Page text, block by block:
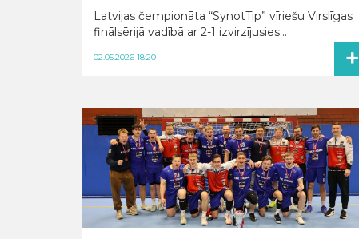
Latvijas čempionāta “SynotTip” vīriešu Virslīgas
finālsērijā vadībā ar 2-1 izvirzījusies...
02.05.2026 18:20 +